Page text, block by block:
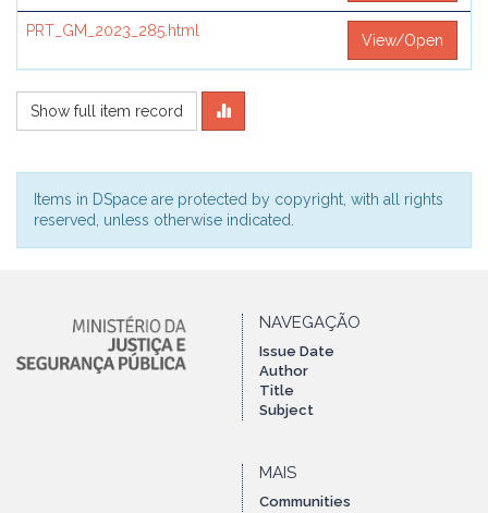
PRT_GM_2023_285.html
View/Open
Show full item record
Items in DSpace are protected by copyright, with all rights
reserved, unless otherwise indicated.
NAVEGAÇÃO
Issue Date
Author
Title
Subject
MAIS
Communities